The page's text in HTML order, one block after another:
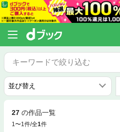
27 の作品一覧
1〜1件/全1件